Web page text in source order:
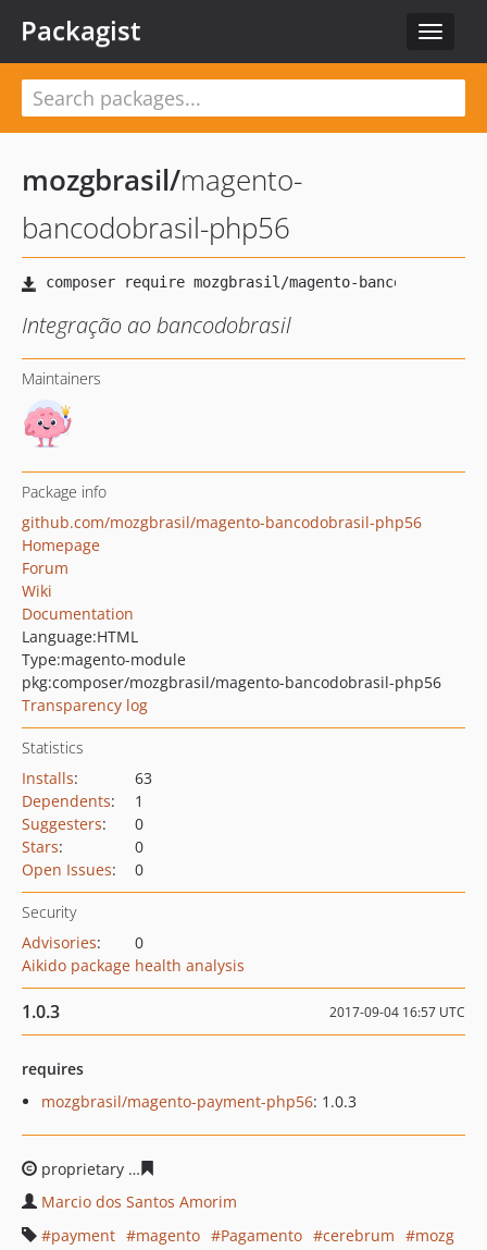
Toggle
Packagist
mozgbrasil/magento-
bancodobrasil-php56
Integração ao bancodobrasil
Maintainers
Package info
github.com/mozgbrasil/magento-bancodobrasil-php56
Homepage
Forum
Wiki
Documentation
Language:HTML
Type:magento-module
pkg:composer/mozgbrasil/magento-bancodobrasil-php56
Transparency log
Statistics
Installs:
63
Dependents:
1
Suggesters:
0
Stars:
0
Open Issues: 0
Security
Advisories:
0
Aikido package health analysis
1.0.3 2017-09-04 16:57 UTC
requires
mozgbrasil/magento-payment-php56: 1.0.3
proprietary
Marcio dos Santos Amorim
payment
magento Pagamento cerebrum
mozg